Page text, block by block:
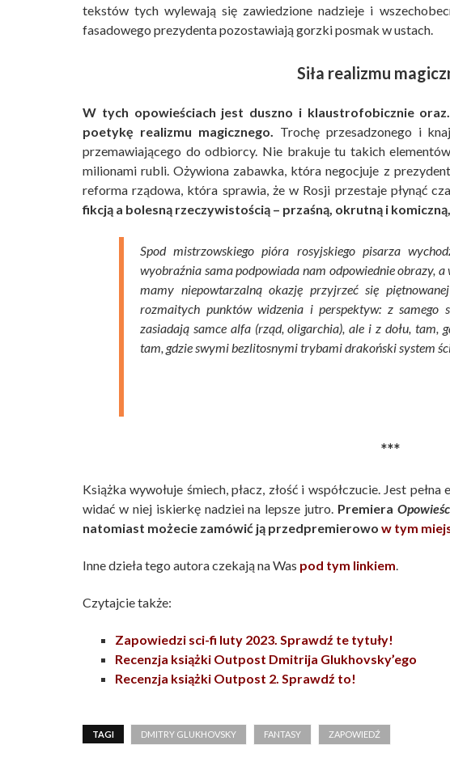
tekstów tych wylewają się zawiedzione nadzieje i
fasadowego prezydenta pozostawiają gorzki posmak w ustach.
Siła realizmu
W tych opowieściach jest duszno i klaustrofobicznie
poetykę realizmu magicznego. Trochę przesadzonego i
przemawiającego do odbiorcy. Nie brakuje tu takich
milionami rubli. Ożywiona zabawka, która negocjuje z
reforma rządowa, która sprawia, że w Rosji przestaje płynąć
fikcją a bolesną rzeczywistością – przaśną, okrutną i
Spod mistrzowskiego pióra rosyjskiego pisarza
wyobraźnia sama podpowiada nam odpowiednie obrazy,
mamy niepowtarzalną okazję przyjrzeć się
rozmaitych punktów widzenia i perspektyw: z samego
zasiadają samce alfa (rząd, oligarchia), ale i z dołu, tam,
tam, gdzie swymi bezlitosnymi trybami drakoński system
***
Książka wywołuje śmiech, płacz, złość i współczucie. Jest
widać w niej iskierkę nadziei na lepsze jutro. Premiera
natomiast możecie zamówić ją przedpremierowo w tym
Inne dzieła tego autora czekają na Was pod tym linkiem.
Czytajcie także:
Zapowiedzi sci-fi luty 2023. Sprawdź te tytuły!
Recenzja książki Outpost Dmitrija Glukhovsky’ego
Recenzja książki Outpost 2. Sprawdź to!
TAGI DMITRY GLUKHOVSKY FANTASY ZAPOWIEDŹ